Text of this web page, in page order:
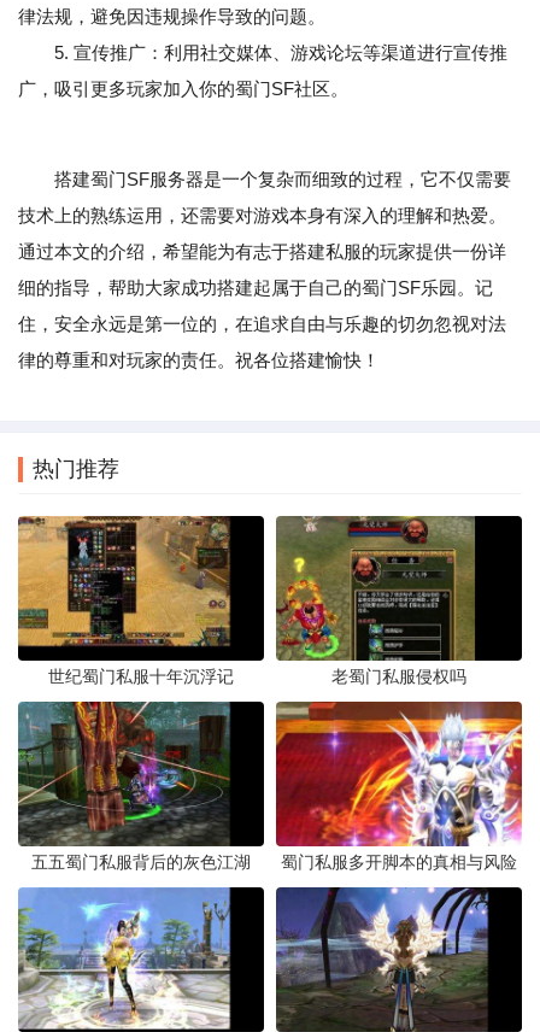
律法规，避免因违规操作导致的问题。
5. 宣传推广：利用社交媒体、游戏论坛等渠道进行宣传推
广，吸引更多玩家加入你的蜀门SF社区。
搭建蜀门SF服务器是一个复杂而细致的过程，它不仅需要
技术上的熟练运用，还需要对游戏本身有深入的理解和热爱。
通过本文的介绍，希望能为有志于搭建私服的玩家提供一份详
细的指导，帮助大家成功搭建起属于自己的蜀门SF乐园。记
住，安全永远是第一位的，在追求自由与乐趣的切勿忽视对法
律的尊重和对玩家的责任。祝各位搭建愉快！
热门推荐
世纪蜀门私服十年沉浮记 老蜀门私服侵权吗
五五蜀门私服背后的灰色江湖 蜀门私服多开脚本的真相与风险